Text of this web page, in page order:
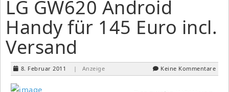
LG GW620 Android
Handy für 145 Euro incl.
Versand
8. Februar 2011 | Anzeige Keine Kommentare